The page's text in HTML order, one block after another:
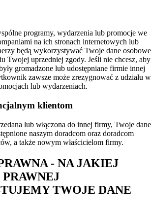
programy, wydarzenia lub promocje we
na ich stronach internetowych lub
będą wykorzystywać Twoje dane osobowe
Twojej uprzedniej zgody. Jeśli nie chcesz, aby
gromadzone lub udostępniane firmie innej
zawsze może zrezygnować z udziału w
lub wydarzeniach.
klientom
lub włączona do innej firmy, Twoje dane
naszym doradcom oraz doradcom
a także nowym właścicielom firmy.
- NA JAKIEJ
TWOJE DANE